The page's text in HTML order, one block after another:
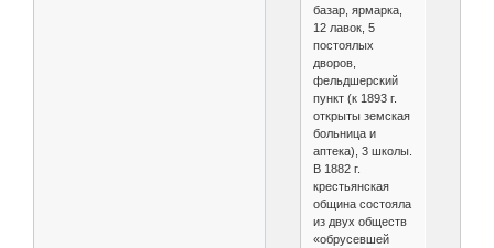
базар, ярмарка,
12 лавок, 5
постоялых
дворов,
фельдшерский
пункт (к 1893 г.
открыты земская
больница и
аптека), 3 школы.
В 1882 г.
крестьянская
община состояла
из двух обществ
«обрусевшей